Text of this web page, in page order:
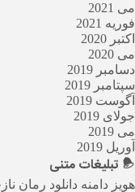
می 2021
فوریه 2021
اکتبر 2020
می 2020
دسامبر 2019
سپتامبر 2019
آگوست 2019
جولای 2019
می 2019
آوریل 2019
تبلیغاتمتنی
هویز دامنه دانلود رمان